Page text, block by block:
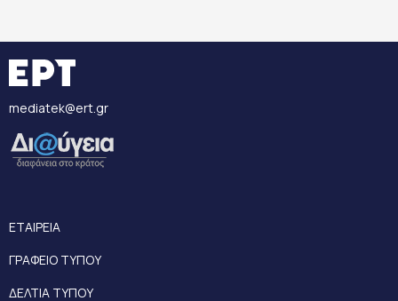
mediatek@ert.gr
ΕΤΑΙΡΕΙΑ
ΓΡΑΦΕΙΟ ΤΥΠΟΥ
ΔΕΛΤΙΑ ΤΥΠΟΥ